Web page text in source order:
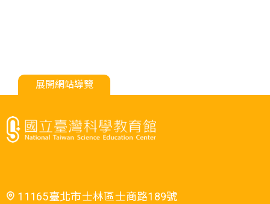
展開網站導覽
11165臺北市士林區士商路189號